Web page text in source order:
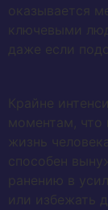
оказывается
ключевыми
даже если
Крайне
моментам,
жизнь
способен
ранению в
или избежать